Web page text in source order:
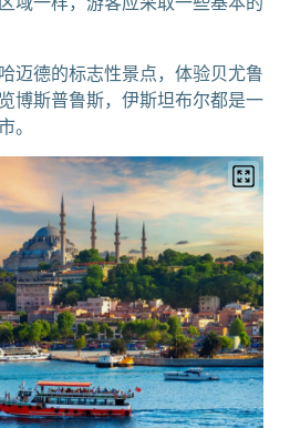
迈德的标志性景点，体验贝尤鲁
博斯普鲁斯，伊斯坦布尔都是一
。